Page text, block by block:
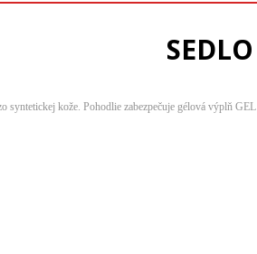
kože. Pohodlie zabezpečuje gélová výplň